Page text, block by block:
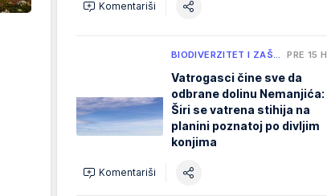
Komentariši
BIODIVERZITET I ZAŠ… PRE 15 H
Vatrogasci čine sve da
odbrane dolinu Nemanjića:
Širi se vatrena stihija na
planini poznatoj po divljim
konjima
Komentariši